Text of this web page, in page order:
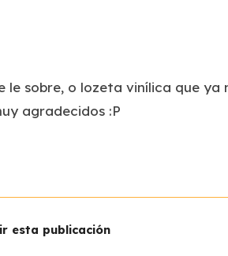
le sobre, o lozeta vinílica que
agradecidos :P
esta publicación